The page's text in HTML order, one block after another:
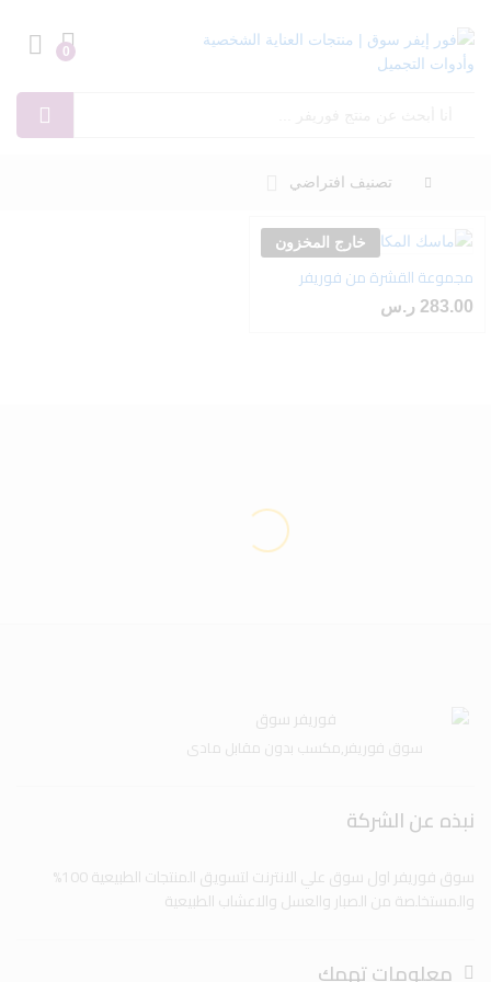
0
تصنيف افتراضي
خارج المخزون
أضف
مجموعة القشرة من فوريفر
283.00 ر.س
سوق فوريفر,مكسب بدون مقابل مادى
نبذه عن الشركة
سوق فوريفر اول سوق علي الانترنت لتسويق المنتجات الطبيعية 100%
والمستخلصة من الصبار والعسل والاعشاب الطبيعية
معلومات تهمك